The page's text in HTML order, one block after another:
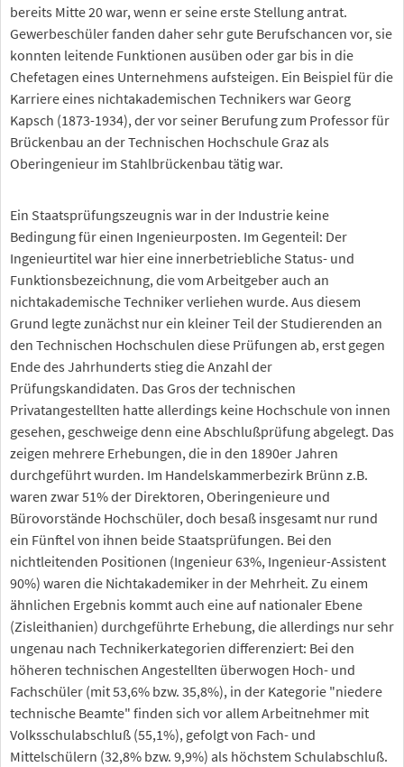
bereits Mitte 20 war, wenn er seine erste Stellung antrat.
Gewerbeschüler fanden daher sehr gute Berufschancen vor, sie
konnten leitende Funktionen ausüben oder gar bis in die
Chefetagen eines Unternehmens aufsteigen. Ein Beispiel für die
Karriere eines nichtakademischen Technikers war Georg
Kapsch (1873-1934), der vor seiner Berufung zum Professor für
Brückenbau an der Technischen Hochschule Graz als
Oberingenieur im Stahlbrückenbau tätig war.
Ein Staatsprüfungszeugnis war in der Industrie keine
Bedingung für einen Ingenieurposten. Im Gegenteil: Der
Ingenieurtitel war hier eine innerbetriebliche Status- und
Funktionsbezeichnung, die vom Arbeitgeber auch an
nichtakademische Techniker verliehen wurde. Aus diesem
Grund legte zunächst nur ein kleiner Teil der Studierenden an
den Technischen Hochschulen diese Prüfungen ab, erst gegen
Ende des Jahrhunderts stieg die Anzahl der
Prüfungskandidaten. Das Gros der technischen
Privatangestellten hatte allerdings keine Hochschule von innen
gesehen, geschweige denn eine Abschlußprüfung abgelegt. Das
zeigen mehrere Erhebungen, die in den 1890er Jahren
durchgeführt wurden. Im Handelskammerbezirk Brünn z.B.
waren zwar 51% der Direktoren, Oberingenieure und
Bürovorstände Hochschüler, doch besaß insgesamt nur rund
ein Fünftel von ihnen beide Staatsprüfungen. Bei den
nichtleitenden Positionen (Ingenieur 63%, Ingenieur-Assistent
90%) waren die Nichtakademiker in der Mehrheit. Zu einem
ähnlichen Ergebnis kommt auch eine auf nationaler Ebene
(Zisleithanien) durchgeführte Erhebung, die allerdings nur sehr
ungenau nach Technikerkategorien differenziert: Bei den
höheren technischen Angestellten überwogen Hoch- und
Fachschüler (mit 53,6% bzw. 35,8%), in der Kategorie "niedere
technische Beamte" finden sich vor allem Arbeitnehmer mit
Volksschulabschluß (55,1%), gefolgt von Fach- und
Mittelschülern (32,8% bzw. 9,9%) als höchstem Schulabschluß.